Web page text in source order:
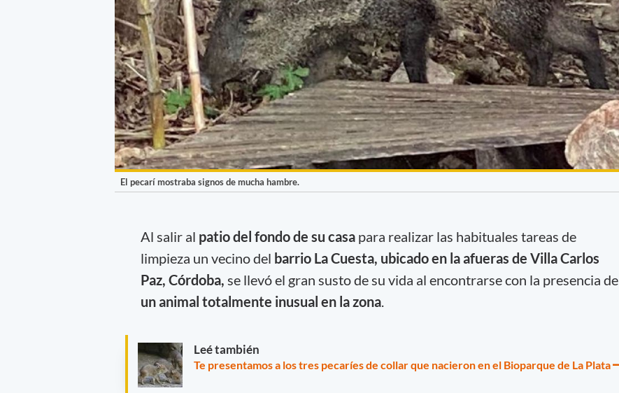
El pecarí mostraba signos de mucha hambre.
Al salir al patio del fondo de su casapara realizar las habituales tareas de
limpieza un vecino del barrio La Cuesta, ubicado en la afueras de Villa Carlos
Paz, Córdoba, se llevó el gran susto de su vida al encontrarse con la presencia de
un animal totalmente inusual en la zona.
Leé también
Te presentamos a los tres pecaríes de collar que nacieron en el Bioparque de La Plata